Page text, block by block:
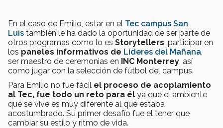
En el caso de Emilio, estar en el Tec campus San
Luis también le ha dado la oportunidad de ser parte de
otros programas como lo es Storytellers , participar en
los paneles informativos de Líderes del Mañana
ser maestro de ceremonias en INC Monterrey , así
como jugar con la selección de fútbol del campus.
Para Emilio no fue fácil el proceso de acoplamiento
al Tec, fue todo un reto para él ya que el ambiente
que se vive es muy diferente al que estaba
acostumbrado. Su primer desafío fue el tener que
cambiar su estilo y ritmo de vida.